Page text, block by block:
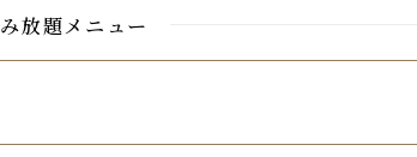
飲み放題メニュー